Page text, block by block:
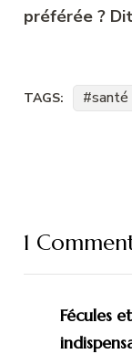
préférée ?
TAGS: santé
1
Fécules